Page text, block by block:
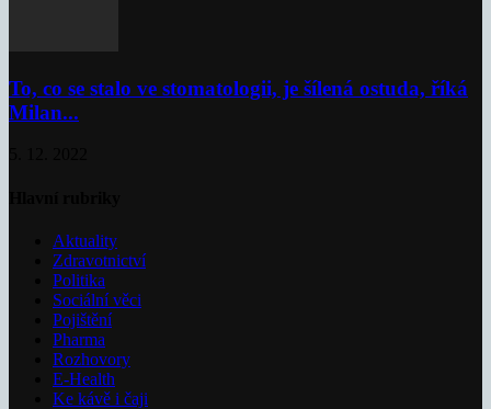
To, co se stalo ve stomatologii, je šílená ostuda, říká
Milan...
Aktuality
Zdravotnictví
Politika
Sociální věci
Pojištění
Pharma
Rozhovory
E-Health
Ke kávě i čaji